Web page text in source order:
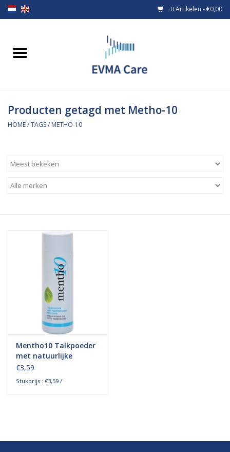
0 Artikelen - €0,00
Home
Borstvoeding
MiniONE Button
Verzorging & Beauty
Waterdichte pleisters:
wanneer kies je ervoor en
Producten getagd met Metho-10
HOME/TAGS/ METHO-10
Mentho10 Talkpoeder
met natuurlijke
menthol 75 gram
€3,59
Stukprijs : €3,59 /